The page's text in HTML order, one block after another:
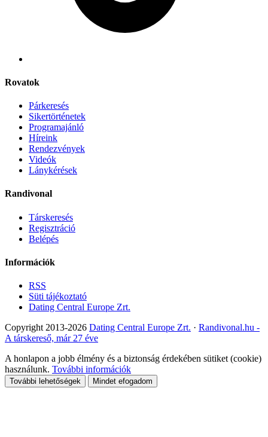
Rovatok
Párkeresés
Sikertörténetek
Programajánló
Híreink
Rendezvények
Videók
Lánykérések
Randivonal
Társkeresés
Regisztráció
Belépés
Információk
RSS
Süti tájékoztató
Dating Central Europe Zrt.
Copyright 2013-2026 Dating Central Europe Zrt. · Randivonal.hu -
A társkereső, már 27 éve
A honlapon a jobb élmény és a biztonság érdekében sütiket (cookie)
használunk. További információk
További lehetőségek Mindet efogadom